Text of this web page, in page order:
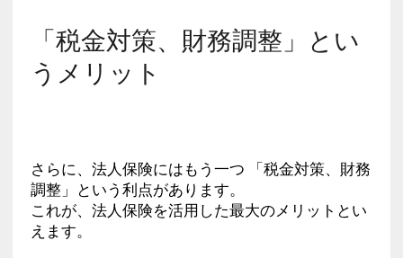
「税金対策、財務調整」とい
うメリット
さらに、法人保険にはもう一つ 「税金対策、財務
調整」という利点があります。
これが、法人保険を活用した最大のメリットとい
えます。